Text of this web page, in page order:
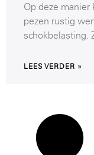
Op deze
pezen rustig
schokbelasting.
LEES VERDER »